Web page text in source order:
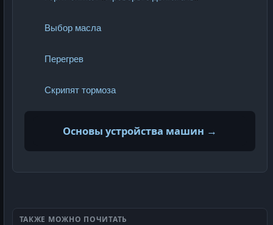
Выбор масла
Перегрев
Скрипят тормоза
Основы устройства машин →
ТАКЖЕ МОЖНО ПОЧИТАТЬ